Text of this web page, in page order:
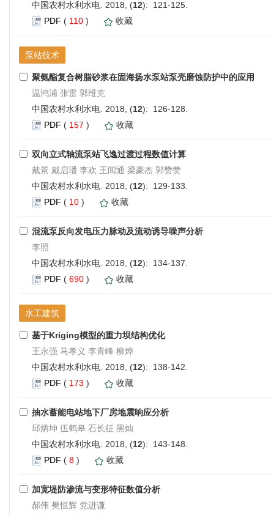
中国农村水利水电. 2018, (12): 121-125.
PDF ( 110 ) 收藏
泵站技术
聚氨酯复合树脂砂浆在固海扬水泵站泵壳磨蚀防护中的应用
温鸿浦 张雷 郭维克
中国农村水利水电. 2018, (12): 126-128.
PDF ( 157 ) 收藏
双向立式轴流泵站飞逸过渡过程数值计算
戴景 戴启璠 李欢 王闻通 梁豪杰 郭赞赞
中国农村水利水电. 2018, (12): 129-133.
PDF ( 10 ) 收藏
混流泵反向发电压力脉动及流动诱导噪声分析
李照
中国农村水利水电. 2018, (12): 134-137.
PDF ( 690 ) 收藏
水工建筑
基于Kriging模型的重力坝结构优化
王永强 马孝义 李青峰 柳烨
中国农村水利水电. 2018, (12): 138-142.
PDF ( 173 ) 收藏
抽水蓄能电站地下厂房地震响应分析
邱炳坤 伍鹤皋 石长征 黑灿
中国农村水利水电. 2018, (12): 143-148.
PDF ( 8 ) 收藏
加宽堤防渗流与变形特征数值分析
郝伟 樊恒辉 党进谦